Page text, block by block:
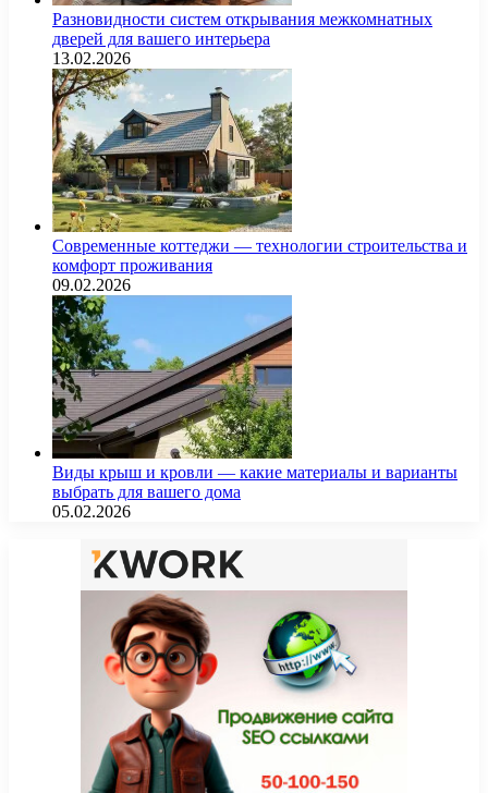
Разновидности систем открывания межкомнатных
дверей для вашего интерьера
13.02.2026
Современные коттеджи — технологии строительства и
комфорт проживания
09.02.2026
Виды крыш и кровли — какие материалы и варианты
выбрать для вашего дома
05.02.2026